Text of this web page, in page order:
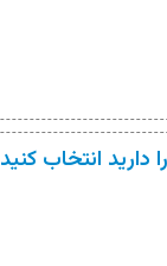
دارید انتخاب کنید